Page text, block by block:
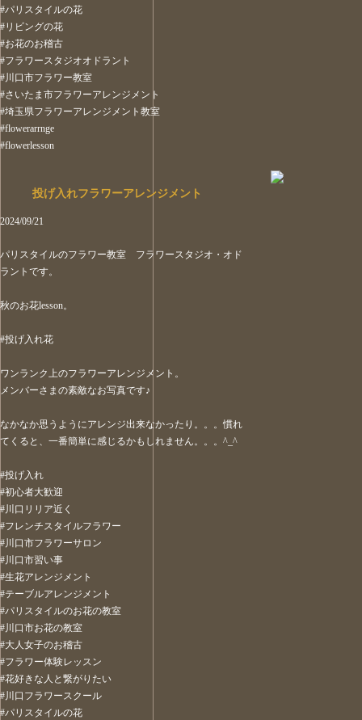
#パリスタイルの花
#リビングの花
#お花のお稽古
#フラワースタジオオドラント
#川口市フラワー教室
#さいたま市フラワーアレンジメント
#埼玉県フラワーアレンジメント教室
#flowerarrnge
#flowerlesson
投げ入れフラワーアレンジメント
2024/09/21
パリスタイルのフラワー教室 フラワースタジオ・オド
ラントです。
秋のお花lesson。
#投げ入れ花
ワンランク上のフラワーアレンジメント。
メンバーさまの素敵なお写真です♪
なかなか思うようにアレンジ出来なかったり。。。慣れ
てくると、一番簡単に感じるかもしれません。。。^_^
#投げ入れ
#初心者大歓迎
#川口リリア近く
#フレンチスタイルフラワー
#川口市フラワーサロン
#川口市習い事
#生花アレンジメント
#テーブルアレンジメント
#パリスタイルのお花の教室
#川口市お花の教室
#大人女子のお稽古
#フラワー体験レッスン
#花好きな人と繋がりたい
#川口フラワースクール
#パリスタイルの花